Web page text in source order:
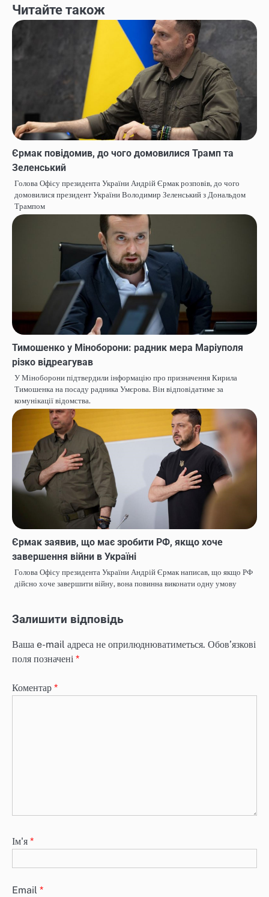
Читайте також
Єрмак повідомив, до чого домовилися Трамп та
Зеленський
Голова Офісу президента України Андрій Єрмак розповів, до чого
домовилися президент України Володимир Зеленський з Дональдом
Трампом
Тимошенко у Міноборони: радник мера Маріуполя
різко відреагував
У Міноборони підтвердили інформацію про призначення Кирила
Тимошенка на посаду радника Умєрова. Він відповідатиме за
комунікації відомства.
Єрмак заявив, що має зробити РФ, якщо хоче
завершення війни в Україні
Голова Офісу президента України Андрій Єрмак написав, що якщо РФ
дійсно хоче завершити війну, вона повинна виконати одну умову
Залишити відповідь
Ваша e-mail адреса не оприлюднюватиметься. Обов’язкові
поля позначені *
Коментар *
Ім'я *
Email *